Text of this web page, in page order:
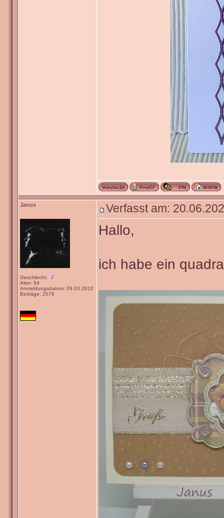
Janus
Geschlecht:
Alter: 54
Anmeldungsdatum: 09.03.2010
Beiträge: 2076
Verfasst am:
Hallo,
ich habe ein